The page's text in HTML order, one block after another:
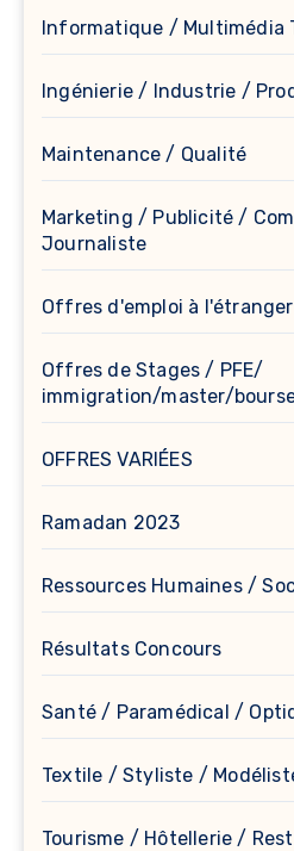
Informatique / Multimédia
Ingénierie / Industrie /
Maintenance / Qualité
Marketing / Publicité /
Journaliste
Offres d'emploi à l'étranger
Offres de Stages / PFE/
immigration/master/
OFFRES VARIÉES
Ramadan 2023
Ressources Humaines /
Résultats Concours
Santé / Paramédical /
Textile / Styliste /
Tourisme / Hôtellerie /